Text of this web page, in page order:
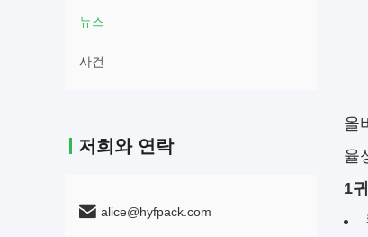
뉴스
사건
저희와 연락
alice@hyfpack.com
올
율
1